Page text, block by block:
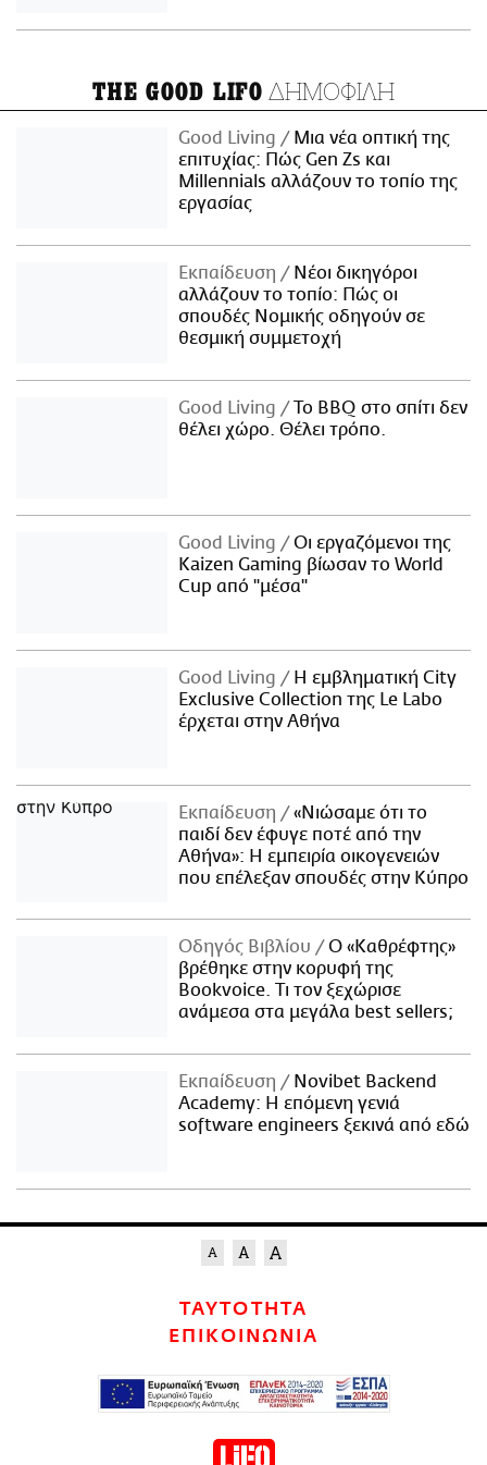
THE GOOD LIFO ΔΗΜΟΦΙΛΗ
Good Living
Μια νέα οπτική της
επιτυχίας: Πώς Gen Zs και
Millennials αλλάζουν το τοπίο της
εργασίας
Εκπαίδευση
Νέοι δικηγόροι
αλλάζουν το τοπίο: Πώς οι
σπουδές Νομικής οδηγούν σε
θεσμική συμμετοχή
Good Living
Το BBQ στο σπίτι δεν
θέλει χώρο. Θέλει τρόπο.
Good Living
Οι εργαζόμενοι της
Kaizen Gaming βίωσαν το World
Cup από "μέσα"
Good Living
Η εμβληματική City
Exclusive Collection της Le Labo
έρχεται στην Αθήνα
Εκπαίδευση
«Νιώσαμε ότι το
παιδί δεν έφυγε ποτέ από την
Αθήνα»: Η εμπειρία οικογενειών
που επέλεξαν σπουδές στην Κύπρο
Οδηγός Βιβλίου
Ο «Καθρέφτης»
βρέθηκε στην κορυφή της
Bookvoice. Τι τον ξεχώρισε
ανάμεσα στα μεγάλα best sellers;
Εκπαίδευση
Novibet Backend
Academy: Η επόμενη γενιά
software engineers ξεκινά από εδώ
ΤΑΥΤΟΤΗΤΑ
ΕΠΙΚΟΙΝΩΝΙΑ